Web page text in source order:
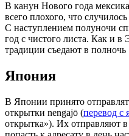
В канун Нового года
всего плохого, что
С наступлением полуночи
год с чистого листа. Как и
традиции съедают в полночь
Япония
В Японии принято
открытки nengajō (перевод с
открытка»). Их отправляют